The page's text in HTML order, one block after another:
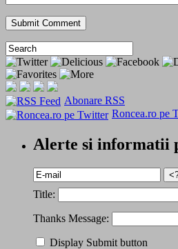
Abonare RSS
Roncea.ro pe
Alerte si informatii
Title:
Thanks Message:
Display Submit button